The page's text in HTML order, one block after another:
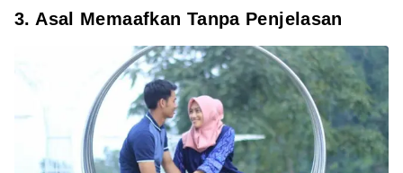
3. Asal Memaafkan Tanpa Penjelasan